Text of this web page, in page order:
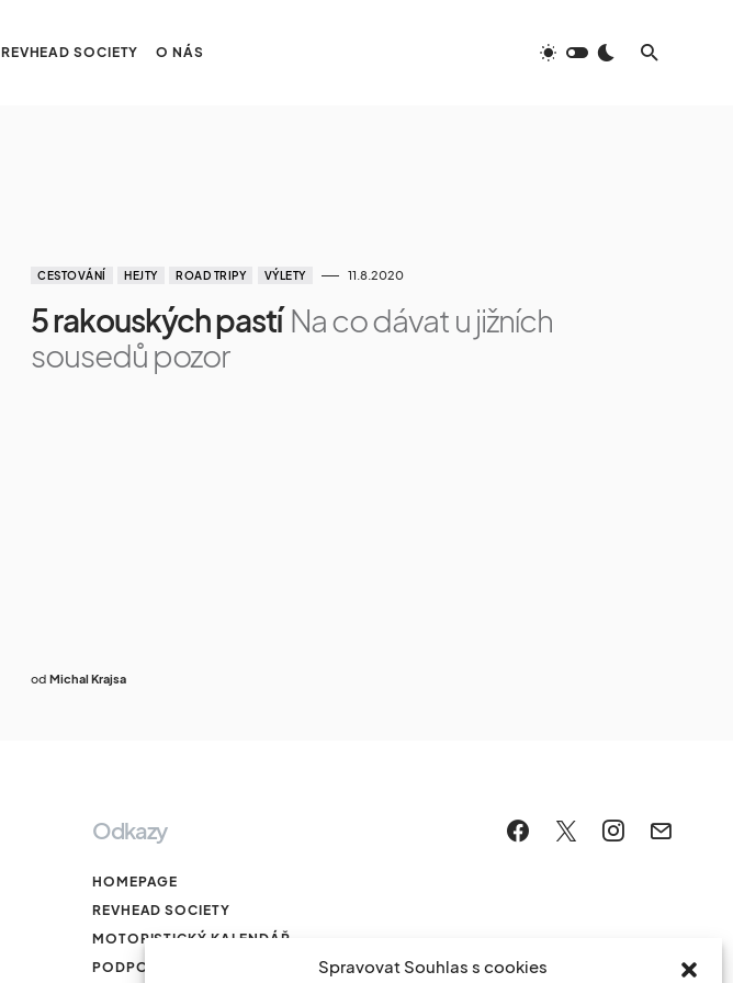
Spravovat Souhlas s cookies
REVHEAD SOCIETY O NÁS
CESTOVÁNÍ HEJTY ROAD TRIPY VÝLETY 11.8.2020
5 rakouských pastí Na co dávat u jižních
sousedů pozor
od Michal Krajsa
Odkazy
HOMEPAGE
REVHEAD SOCIETY
MOTORISTICKÝ KALENDÁŘ
PODPOŘTE NÁS